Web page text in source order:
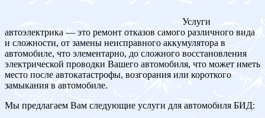
Услуги
автоэлектрика — это ремонт отказов самого различного вида
и сложности, от замены неисправного аккумулятора в
автомобиле, что элементарно, до сложного восстановления
электрической проводки Вашего автомобиля, что может иметь
место после автокатастрофы, возгорания или короткого
замыкания в автомобиле.
Мы предлагаем Вам следующие услуги для автомобиля БИД: